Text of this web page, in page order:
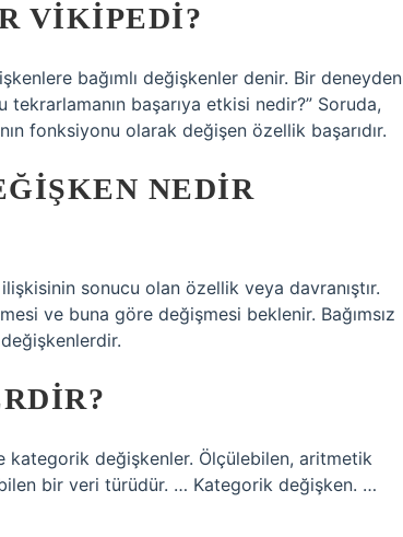
VIKIPEDI?
bağımlı değişkenler denir. Bir deneyden
başarıya etkisi nedir?” Soruda,
fonksiyonu olarak değişen özellik başarıdır.
NEDIR
sonucu olan özellik veya davranıştır.
ve buna göre değişmesi beklenir. Bağımsız
kategorik değişkenler. Ölçülebilen, aritmetik
bir veri türüdür. … Kategorik değişken. …